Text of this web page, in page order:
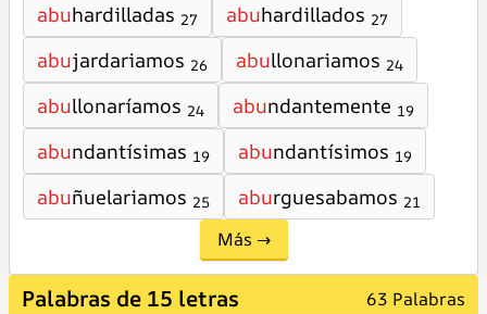
abuhardilladas 27 abuhardillados 27
abujardariamos 26 abullonariamos 24
abullonaríamos 24 abundantemente 19
abundantísimas 19 abundantísimos 19
abuñuelariamos 25 aburguesabamos 21
Más →
Palabras de 15 letras 63 Palabras